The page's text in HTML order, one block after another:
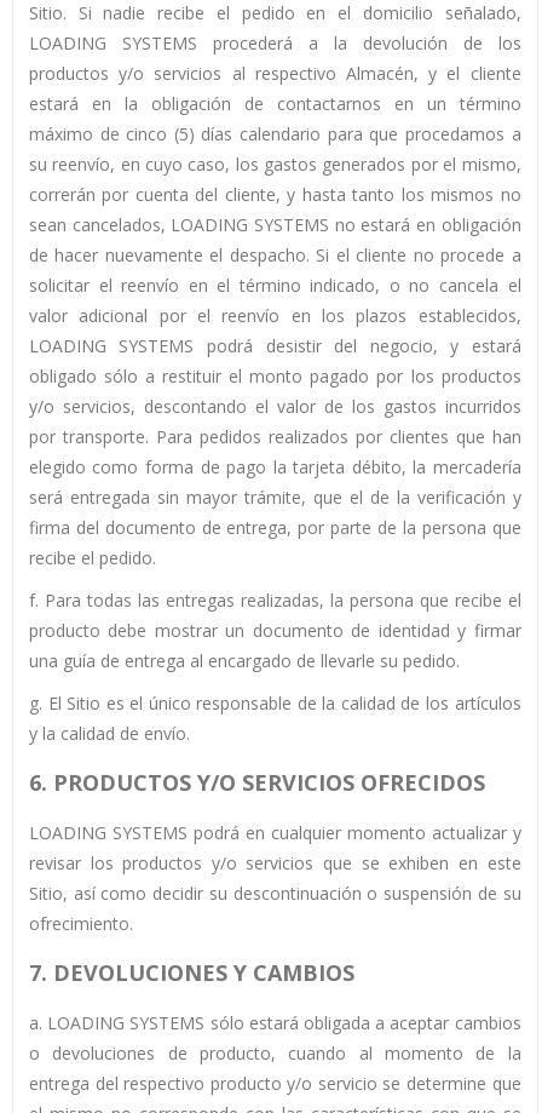
Sitio. Si nadie recibe el pedido en el domicilio señalado,
LOADING SYSTEMS procederá a la devolución de los
productos y/o servicios al respectivo Almacén, y el cliente
estará en la obligación de contactarnos en un término
máximo de cinco (5) días calendario para que procedamos a
su reenvío, en cuyo caso, los gastos generados por el mismo,
correrán por cuenta del cliente, y hasta tanto los mismos no
sean cancelados, LOADING SYSTEMS no estará en obligación
de hacer nuevamente el despacho. Si el cliente no procede a
solicitar el reenvío en el término indicado, o no cancela el
valor adicional por el reenvío en los plazos establecidos,
LOADING SYSTEMS podrá desistir del negocio, y estará
obligado sólo a restituir el monto pagado por los productos
y/o servicios, descontando el valor de los gastos incurridos
por transporte. Para pedidos realizados por clientes que han
elegido como forma de pago la tarjeta débito, la mercadería
será entregada sin mayor trámite, que el de la verificación y
firma del documento de entrega, por parte de la persona que
recibe el pedido.
f. Para todas las entregas realizadas, la persona que recibe el
producto debe mostrar un documento de identidad y firmar
una guía de entrega al encargado de llevarle su pedido.
g. El Sitio es el único responsable de la calidad de los artículos
y la calidad de envío.
6. PRODUCTOS Y/O SERVICIOS OFRECIDOS
LOADING SYSTEMS podrá en cualquier momento actualizar y
revisar los productos y/o servicios que se exhiben en este
Sitio, así como decidir su descontinuación o suspensión de su
ofrecimiento.
7. DEVOLUCIONES Y CAMBIOS
a. LOADING SYSTEMS sólo estará obligada a aceptar cambios
o devoluciones de producto, cuando al momento de la
entrega del respectivo producto y/o servicio se determine que